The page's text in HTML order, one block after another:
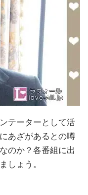
テーターとして活
あざがあるとの噂
のか？各番組に出
しょう。